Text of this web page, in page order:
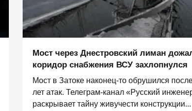
Мост через Днестровский лиман
коридор снабжения ВСУ захлопнулся
Мост в Затоке наконец-то обрушился
лет атак. Телеграм-канал «Русский
раскрывает тайну живучести конструкции...